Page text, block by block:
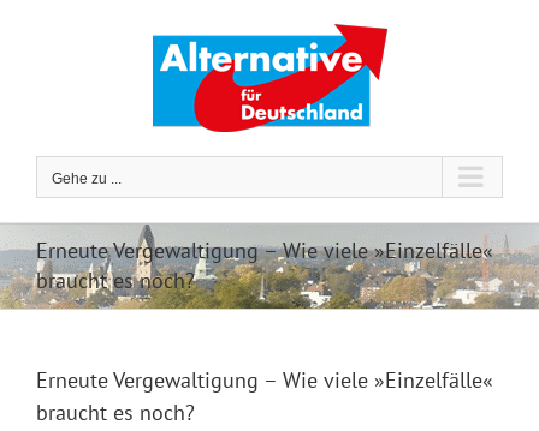
Gehe zu ...
Erneute Vergewaltigung – Wie viele »Einzelfälle«
braucht es noch?
Erneute Vergewaltigung – Wie viele »Einzelfälle«
braucht es noch?